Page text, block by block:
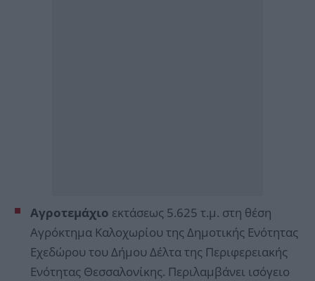
Αγροτεμάχιο εκτάσεως 5.625 τ.μ. στη θέση
Αγρόκτημα Καλοχωρίου της Δημοτικής Ενότητας
Εχεδώρου του Δήμου Δέλτα της Περιφερειακής
Ενότητας Θεσσαλονίκης. Περιλαμβάνει ισόγειο